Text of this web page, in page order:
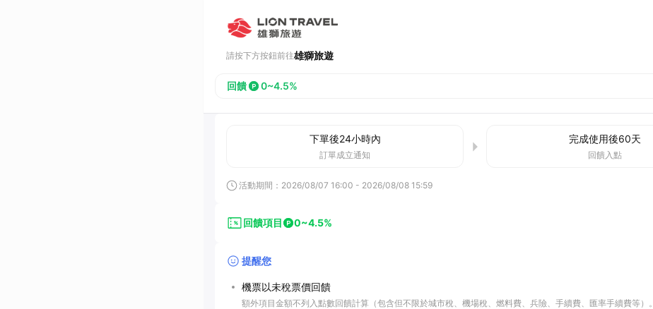
請按下方按鈕前往雄獅旅遊
回饋 0~4.5%
下單後24小時內
訂單成立通知
完成使用後60天
回饋入點
活動期間： 2026/08/07 16:00 - 2026/08/08 15:59
回饋項目 0~4.5%
提醒您
機票以未稅票價回饋
額外項目金額不列入點數回饋計算（包含但不限於城市稅、機場稅、燃料費、兵險、手續費、匯率手續費等）。